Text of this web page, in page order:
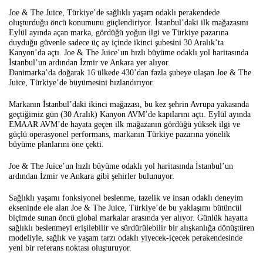
Joe & The Juice, Türkiye’de sağlıklı yaşam odaklı perakendede
oluşturduğu öncü konumunu güçlendiriyor. İstanbul’daki ilk mağazasını
Eylül ayında açan marka, gördüğü yoğun ilgi ve Türkiye pazarına
duyduğu güvenle sadece üç ay içinde ikinci şubesini 30 Aralık’ta
Kanyon’da açtı. Joe & The Juice’un hızlı büyüme odaklı yol haritasında
İstanbul’un ardından İzmir ve Ankara yer alıyor.
Danimarka’da doğarak 16 ülkede 430’dan fazla şubeye ulaşan Joe & The
Juice, Türkiye’de büyümesini hızlandırıyor.
Markanın İstanbul’daki ikinci mağazası, bu kez şehrin Avrupa yakasında
geçtiğimiz gün (30 Aralık) Kanyon AVM’de kapılarını açtı. Eylül ayında
EMAAR AVM’de hayata geçen ilk mağazanın gördüğü yüksek ilgi ve
güçlü operasyonel performans, markanın Türkiye pazarına yönelik
büyüme planlarını öne çekti.
Joe & The Juice’un hızlı büyüme odaklı yol haritasında İstanbul’un
ardından İzmir ve Ankara gibi şehirler bulunuyor.
Sağlıklı yaşamı fonksiyonel beslenme, tazelik ve insan odaklı deneyim
ekseninde ele alan Joe & The Juice, Türkiye’de bu yaklaşımı bütüncül
biçimde sunan öncü global markalar arasında yer alıyor. Günlük hayatta
sağlıklı beslenmeyi erişilebilir ve sürdürülebilir bir alışkanlığa dönüştüren
modeliyle, sağlık ve yaşam tarzı odaklı yiyecek-içecek perakendesinde
yeni bir referans noktası oluşturuyor.